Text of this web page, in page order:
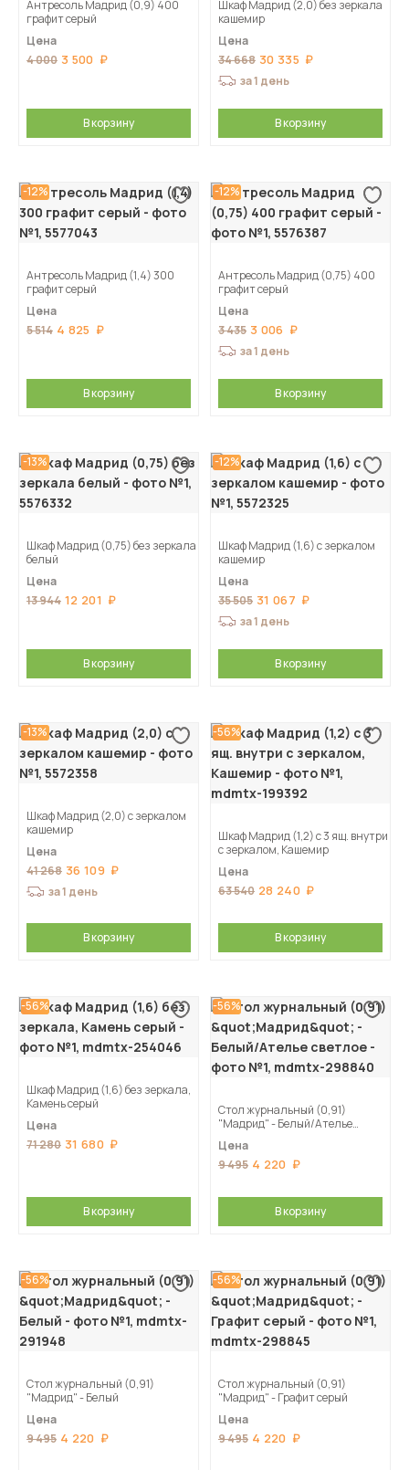
Антресоль Мадрид (0,9) 400
графит серый
Цена
4 000 3 500
В корзину
Шкаф Мадрид (2,0) без зеркала
кашемир
Цена
34 668 30 335
за 1 день
В корзину
-12%
Антресоль Мадрид (1,4) 300
графит серый
Цена
5 514 4 825
В корзину
-12%
Антресоль Мадрид (0,75) 400
графит серый
Цена
3 435 3 006
за 1 день
В корзину
-13%
Шкаф Мадрид (0,75) без зеркала
белый
Цена
13 944 12 201
В корзину
-12%
Шкаф Мадрид (1,6) с зеркалом
кашемир
Цена
35 505 31 067
за 1 день
В корзину
-13%
Шкаф Мадрид (2,0) с зеркалом
кашемир
Цена
41 268 36 109
за 1 день
В корзину
-56%
Шкаф Мадрид (1,2) с 3 ящ. внутри
с зеркалом, Кашемир
Цена
63 540 28 240
В корзину
-56%
Шкаф Мадрид (1,6) без зеркала,
Камень серый
Цена
71 280 31 680
В корзину
-56%
Стол журнальный (0,91)
"Мадрид" - Белый/Ателье
Цена
9 495 4 220
В корзину
-56%
Стол журнальный (0,91)
"Мадрид" - Белый
Цена
9 495 4 220
-56%
Стол журнальный (0,91)
"Мадрид" - Графит серый
Цена
9 495 4 220